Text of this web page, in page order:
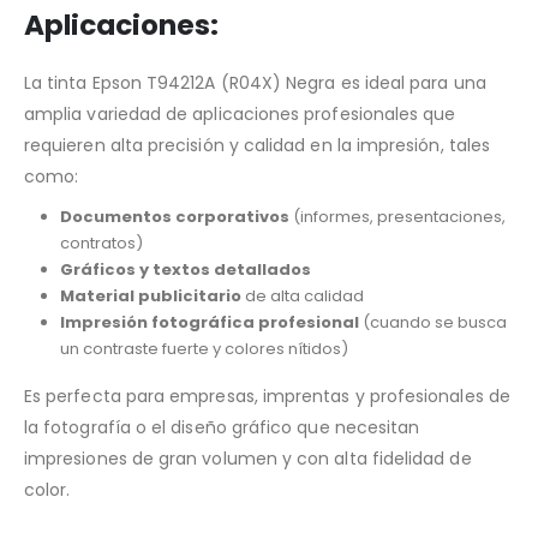
Aplicaciones:
La tinta Epson T94212A (R04X) Negra es ideal para una
amplia variedad de aplicaciones profesionales que
requieren alta precisión y calidad en la impresión, tales
como:
Documentos corporativos (informes, presentaciones,
contratos)
Gráficos y textos detallados
Material publicitariode alta calidad
Impresión fotográfica profesional(cuando se busca
un contraste fuerte y colores nítidos)
Es perfecta para empresas, imprentas y profesionales de
la fotografía o el diseño gráfico que necesitan
impresiones de gran volumen y con alta fidelidad de
color.